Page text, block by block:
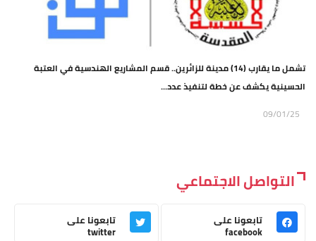
تشمل ما يقارب (14) مدينة للزائرين.. قسم المشاريع الهندسية في العتبة
الحسينية يكشف عن خطة لتنفيذ عدد...
09/01/25
التواصل الاجتماعي
تابعونا على
facebook
تابعونا على
twitter